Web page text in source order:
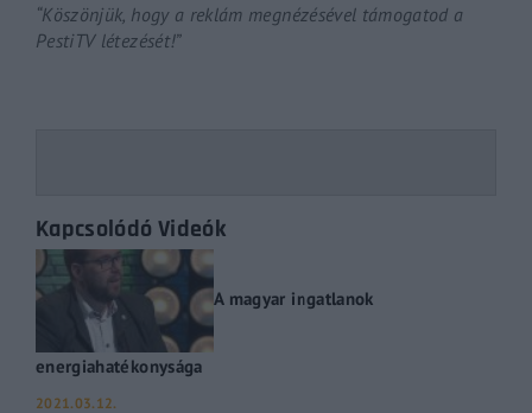
“Köszönjük, hogy a reklám megnézésével támogatod a
PestiTV létezését!”
Kapcsolódó Videók
A magyar ingatlanok
energiahatékonysága
2021.03.12.